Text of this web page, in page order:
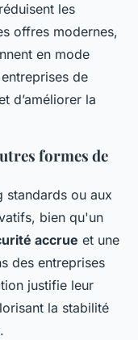
les
offres modernes,
en mode
de
d’améliorer la
formes de
standards ou aux
bien qu'un
accrue et une
des entreprises
justifie leur
la stabilité